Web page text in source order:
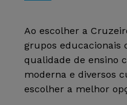
Ao escolher a
grupos educacionais
qualidade de ensino
moderna e diversos
escolher a melhor